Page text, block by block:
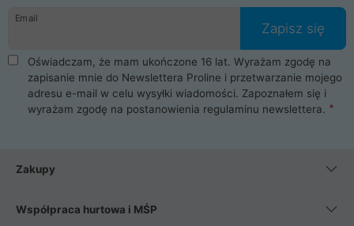
Email
Zapisz się
Oświadczam, że mam ukończone 16 lat. Wyrażam zgodę na
zapisanie mnie do Newslettera Proline i przetwarzanie mojego
adresu e-mail w celu wysyłki wiadomości. Zapoznałem się i
wyrażam zgodę na postanowienia regulaminu newslettera.
Zakupy
Współpraca hurtowa i MŚP